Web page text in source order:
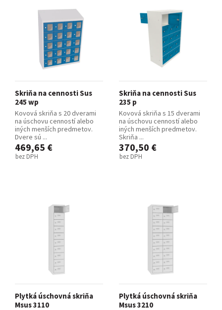
Skriňa na cennosti Sus
245 wp
Kovová skriňa s 20 dverami
na úschovu cenností alebo
iných menších predmetov.
Dvere sú ...
469,65 €
bez DPH
Skriňa na cennosti Sus
235 p
Kovová skriňa s 15 dverami
na úschovu cenností alebo
iných menších predmetov.
Skriňa ...
370,50 €
bez DPH
Plytká úschovná skriňa
Msus 3110
Plytká úschovná skriňa
Msus 3210